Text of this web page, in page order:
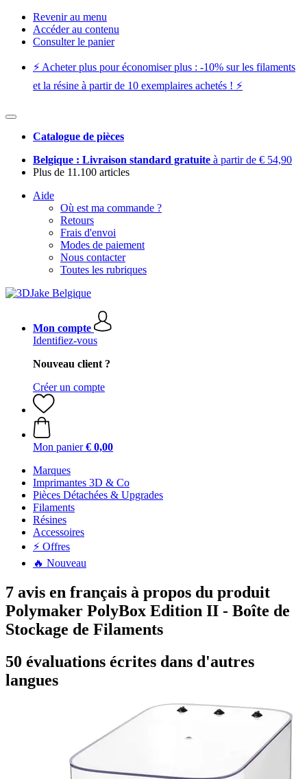
Revenir au menu
Accéder au contenu
Consulter le panier
⚡️ Acheter plus pour économiser plus : -10% sur les filaments
et la résine à partir de 10 exemplaires achetés ! ⚡️
Catalogue de pièces
Belgique : Livraison standard gratuite à partir de € 54,90
Plus de 11.100 articles
Aide
Où est ma commande ?
Retours
Frais d'envoi
Modes de paiement
Nous contacter
Toutes les rubriques
Mon compte
Identifiez-vous
Nouveau client ?
Créer un compte
Mon panier € 0,00
Marques
Imprimantes 3D & Co
Pièces Détachées & Upgrades
Filaments
Résines
Accessoires
⚡ Offres
🔥 Nouveau
7 avis en français à propos du produit
Polymaker PolyBox Edition II - Boîte de
Stockage de Filaments
50 évaluations écrites dans d'autres
langues